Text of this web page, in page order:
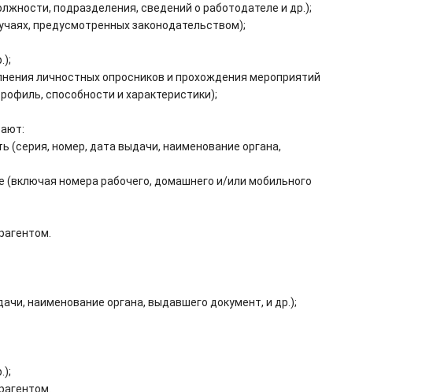
подразделения, сведений о работодателе и др.);
предусмотренных законодательством);
личностных опросников и прохождения мероприятий
способности и характеристики);
номер, дата выдачи, наименование органа,
номера рабочего, домашнего и/или мобильного
наименование органа, выдавшего документ, и др.);